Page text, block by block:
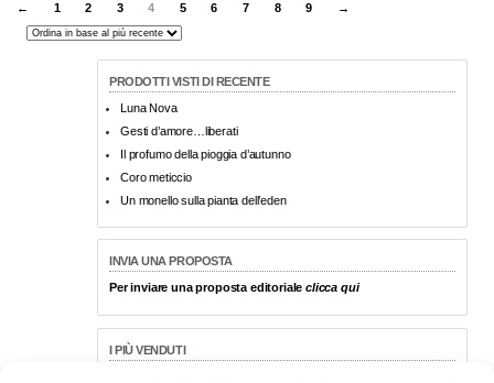
← 1 2 3 4 5 6 7 8 9 →
PRODOTTI VISTI DI RECENTE
Luna Nova
Gesti d’amore…liberati
Il profumo della pioggia d’autunno
Coro meticcio
Un monello sulla pianta dell’eden
INVIA UNA PROPOSTA
Per inviare una proposta editorialeclicca qui
I PIÙ VENDUTI